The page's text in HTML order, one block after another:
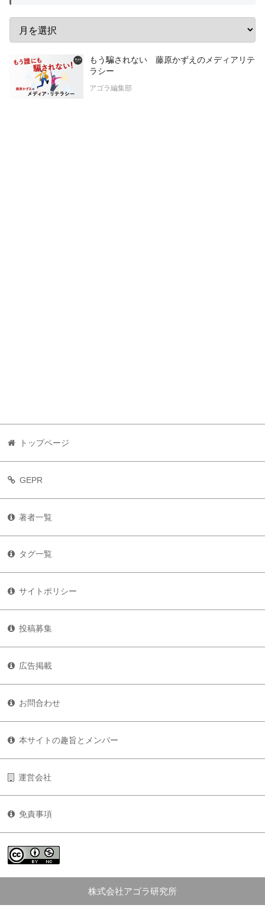
もう騙されない 藤原かずえのメディアリテ
ラシー
アゴラ編集部
トップページ
GEPR
著者一覧
タグ一覧
サイトポリシー
投稿募集
広告掲載
お問合わせ
本サイトの趣旨とメンバー
運営会社
免責事項
株式会社アゴラ研究所